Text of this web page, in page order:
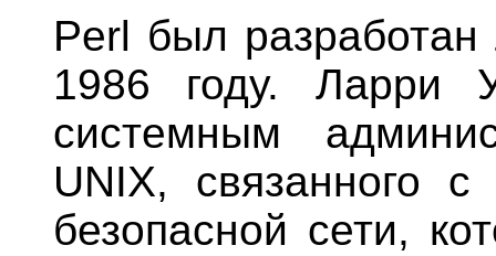
Perl был
1986 году. Ларри
системным
UNIX, связанного с
безопасной сети,